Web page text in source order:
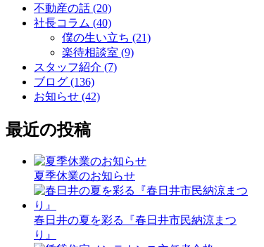
不動産の話 (20)
社長コラム (40)
僕の生い立ち (21)
楽待相談室 (9)
スタッフ紹介 (7)
ブログ (136)
お知らせ (42)
最近の投稿
夏季休業のお知らせ
春日井の夏を彩る『春日井市民納涼まつ
り』